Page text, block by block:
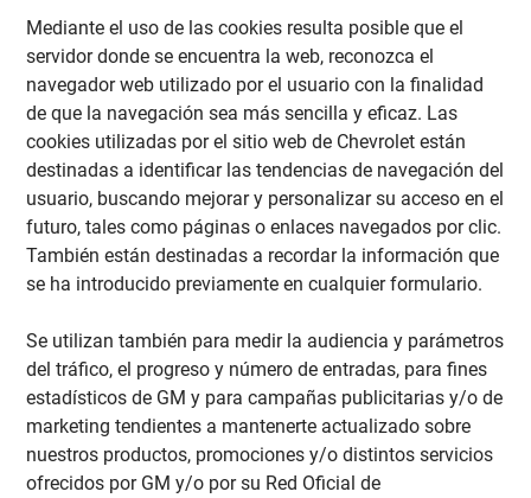
Mediante el uso de las cookies resulta posible que el
servidor donde se encuentra la web, reconozca el
navegador web utilizado por el usuario con la finalidad
de que la navegación sea más sencilla y eficaz. Las
cookies utilizadas por el sitio web de Chevrolet están
destinadas a identificar las tendencias de navegación del
usuario, buscando mejorar y personalizar su acceso en el
futuro, tales como páginas o enlaces navegados por clic.
También están destinadas a recordar la información que
se ha introducido previamente en cualquier formulario.
Se utilizan también para medir la audiencia y parámetros
del tráfico, el progreso y número de entradas, para fines
estadísticos de GM y para campañas publicitarias y/o de
marketing tendientes a mantenerte actualizado sobre
nuestros productos, promociones y/o distintos servicios
ofrecidos por GM y/o por su Red Oficial de